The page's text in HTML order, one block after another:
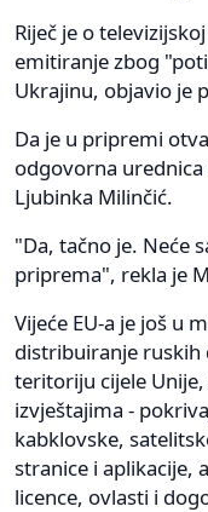
Riječ je o
emitiranje zbog
Ukrajinu, objavio je
Da je u pripremi
odgovorna
Ljubinka Milinčić.
"Da, tačno je. Neće
priprema", rekla je
Vijeće EU-a je još u
distribuiranje ruskih
teritoriju cijele
izvještajima -
kabklovske,
stranice i aplikacije,
licence, ovlasti i